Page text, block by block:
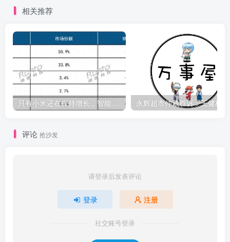
相关推荐
只有小米还在保持增长，智能手环已然近黄昏
评论 抢沙发
请登录后发表评论
登录 注册
社交账号登录